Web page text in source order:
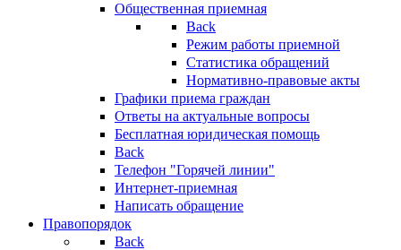
Общественная приемная
Back
Режим работы приемной
Статистика обращений
Нормативно-правовые акты
Графики приема граждан
Ответы на актуальные вопросы
Бесплатная юридическая помощь
Back
Телефон "Горячей линии"
Интернет-приемная
Написать обращение
Правопорядок
Back